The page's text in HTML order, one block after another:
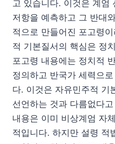
고 있습니다. 이것은 계엄
저항을 예측하고 그 반대
적으로 만들어진 포고령
적 기본질서의 핵심은 정
포고령 내용에는 정치적
정의하고 반국가 세력으
다. 이것은 자유민주적 기
선언하는 것과 다름없다
내용은 이미 비상계엄 자
적입니다. 하지만 설령 적